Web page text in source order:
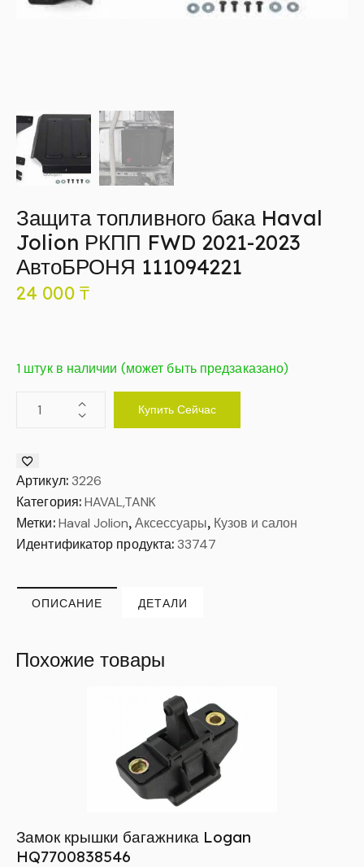
Защита топливного бака Haval
Jolion РКПП FWD 2021-2023
АвтоБРОНЯ 111094221
24 000 ₸
1 штук в наличии (может быть предзаказано)
Купить Сейчас
Артикул: 3226
Категория:HAVAL,TANK
Метки: Haval Jolion, Аксессуары, Кузов и салон
Идентификатор продукта:33747
ОПИСАНИЕ ДЕТАЛИ
Похожие товары
Замок крышки багажника Logan
HQ7700838546